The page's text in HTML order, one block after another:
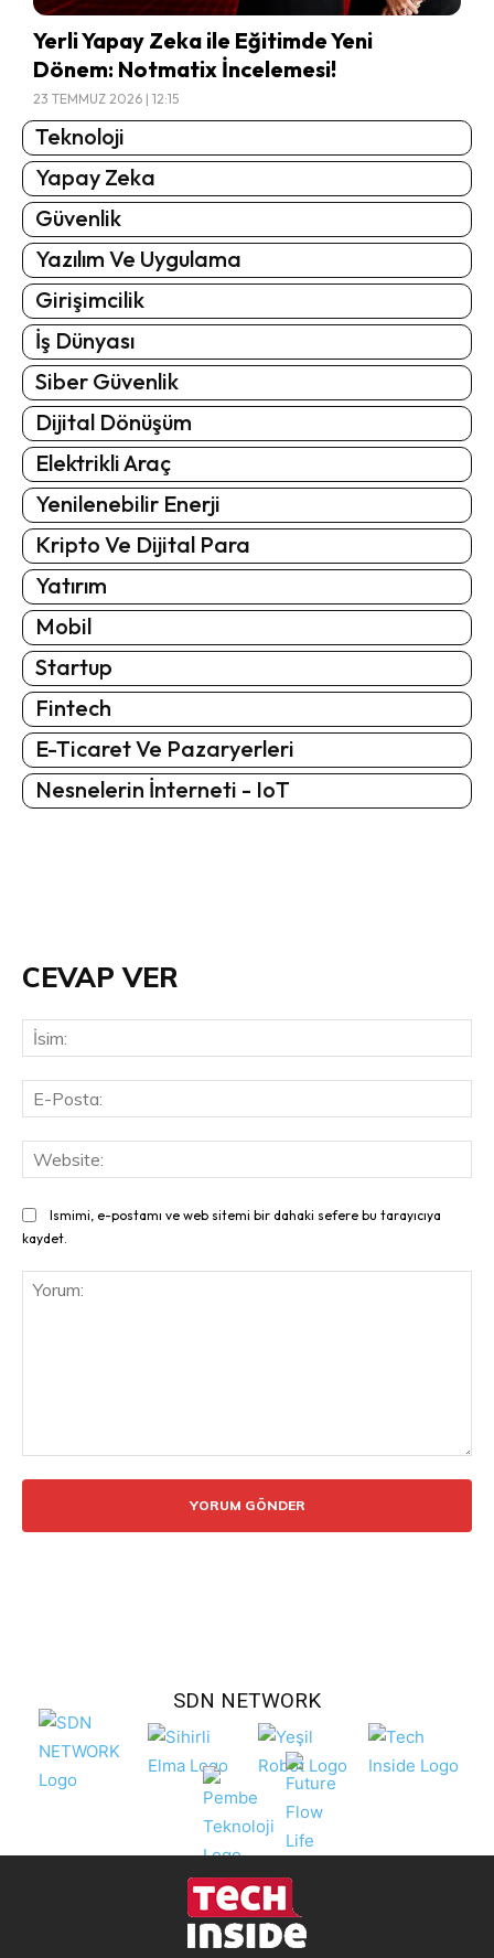
Yerli Yapay Zeka ile Eğitimde Yeni
Dönem: Notmatix İncelemesi!
23 TEMMUZ 2026 | 12:15
Teknoloji
Yapay Zeka
Güvenlik
Yazılım Ve Uygulama
Girişimcilik
İş Dünyası
Siber Güvenlik
Dijital Dönüşüm
Elektrikli Araç
Yenilenebilir Enerji
Kripto Ve Dijital Para
Yatırım
Mobil
Startup
Fintech
E-Ticaret Ve Pazaryerleri
Nesnelerin İnterneti - IoT
CEVAP VER
Ismimi, e-postamı ve web sitemi bir dahaki sefere bu tarayıcıya
kaydet.
SDN NETWORK